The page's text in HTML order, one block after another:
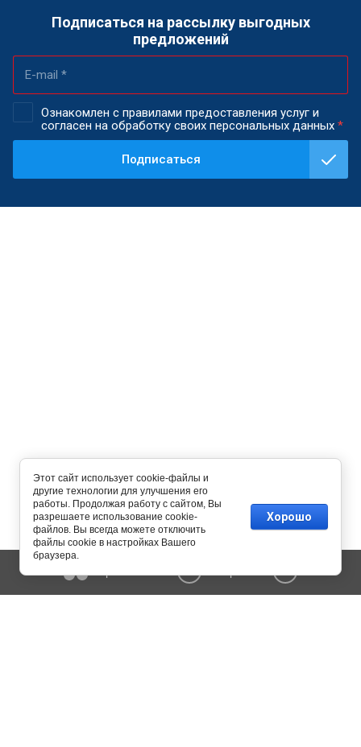
Сравнение 0 Корзина 0
Подписаться на рассылку выгодных
предложений
Ознакомлен с правилами предоставления услуг и
согласен на обработку своих персональных данных *
Подписаться
Этот сайт использует cookie-файлы и
другие технологии для улучшения его
работы. Продолжая работу с сайтом, Вы
разрешаете использование cookie-
файлов. Вы всегда можете отключить
файлы cookie в настройках Вашего
браузера.
Хорошо